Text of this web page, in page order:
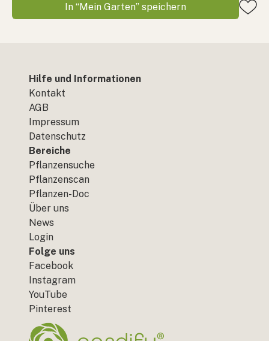
In “Mein Garten” speichern
Hilfe und Informationen
Kontakt
AGB
Impressum
Datenschutz
Bereiche
Pflanzensuche
Pflanzenscan
Pflanzen-Doc
Über uns
News
Login
Folge uns
Facebook
Instagram
YouTube
Pinterest